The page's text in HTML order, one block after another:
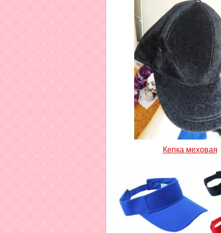
Кепка меховая